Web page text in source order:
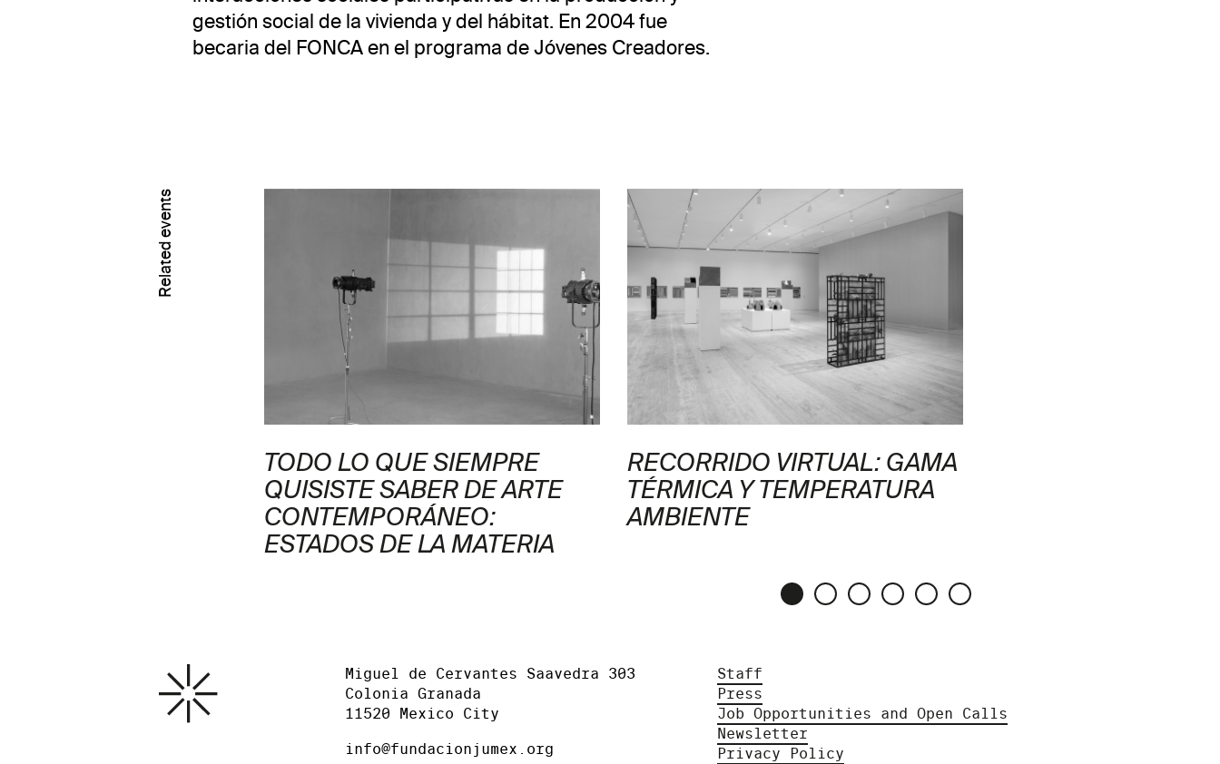
gestión social de la vivienda y del hábitat. En 2004 fue
becaria del FONCA en el programa de Jóvenes Creadores.
Related events
TODO LO QUE SIEMPRE
QUISISTE SABER DE ARTE
CONTEMPORÁNEO:
ESTADOS DE LA MATERIA
RECORRIDO VIRTUAL: GAMA
TÉRMICA Y TEMPERATURA
AMBIENTE
Miguel de Cervantes Saavedra 303
Colonia Granada
11520 Mexico City
info@fundacionjumex.org
Staff
Press
Job Opportunities and Open Calls
Newsletter
Privacy Policy